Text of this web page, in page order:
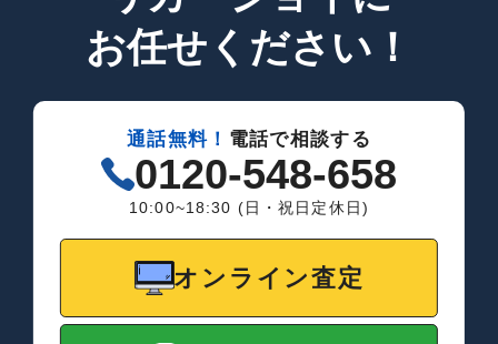
お任せください！
通話無料！ 電話で相談する
0120-548-658
10:00~18:30 (日・祝日定休日)
オンライン査定